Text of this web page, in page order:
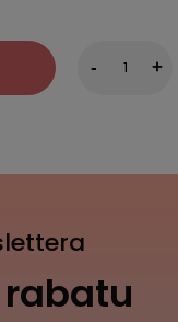
- +
rabatu